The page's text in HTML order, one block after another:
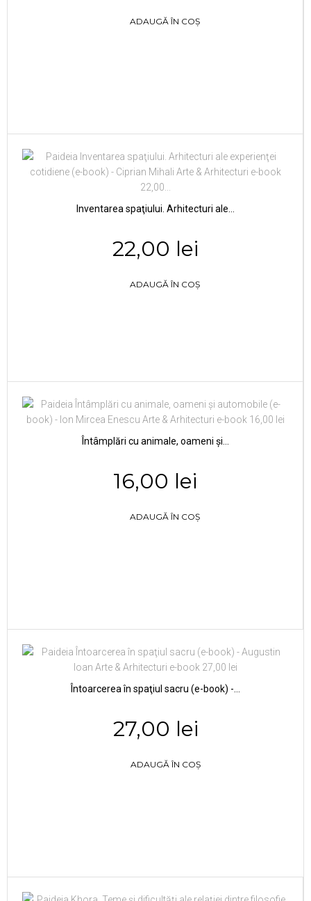
ADAUGĂ ÎN COȘ
Inventarea spaţiului. Arhitecturi ale...
22,00 lei
ADAUGĂ ÎN COȘ
Întâmplări cu animale, oameni şi...
16,00 lei
ADAUGĂ ÎN COȘ
Întoarcerea în spaţiul sacru (e-book) -...
27,00 lei
ADAUGĂ ÎN COȘ